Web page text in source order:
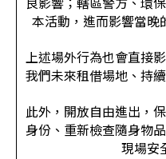
本活動，進而影響當晚
上述場外行為也會直接
我們未來租借場地、持
此外，開放自由進出，
身份、重新檢查隨身物
現場安